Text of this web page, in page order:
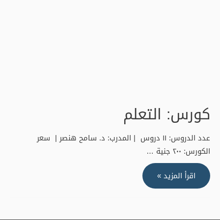
كورس: التعلم
عدد الدروس: ١١ دروس | المدرب: د. سامح هنصر | سعر
الكورس: ٢٠٠ جنية …
كورس:
التعلم
اقرأ المزيد »